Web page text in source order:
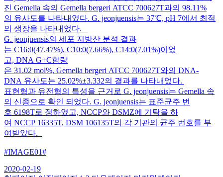
진 Gemella 속의 Gemella bergeri ATCC 700627T과의 98.11%
의 유사도를 나타내었다. G. jeonjuensis는 37℃, pH 7에서 최적
의 생장을 나타내었다.
G. jeonjuensis의 세포 지방산 분석 결과
는 C16:0(47.47%), C10:0(7.66%), C14:0(7.01%)이었
고, DNA G+C함량
은 31.02 mol%, Gemella bergeri ATCC 700627T와의 DNA-
DNA 유사도는 25.02%±3.332의 결과를 나타내었다.
표현형과 유전형의 특성을 근거로 G. jeonjuensis는 Gemella 속
의 신종으로 확인 되었다. G. jeonjuensis는 표준균주 번
호 6198T로 정하였고, NCCP와 DSMZ에 기탁을 하
여 NCCP 16335T, DSM 106135T의 각 기관의 균주 번호를 부
여받았다.
#IMAGE01#
2020-02-19